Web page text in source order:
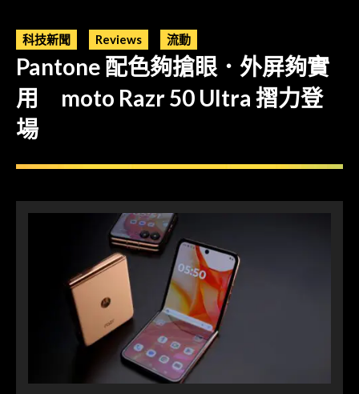
科技新聞 Reviews 流動
Pantone 配色夠搶眼．外屏夠實
用 moto Razr 50 Ultra 摺力登
場